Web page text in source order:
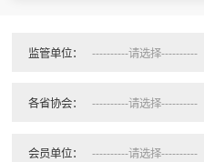
监管单位：
各省协会：
会员单位：